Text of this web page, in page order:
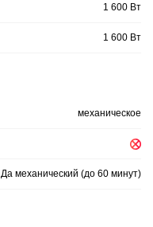
1 600 Вт
1 600 Вт
механическое
Да механический (до 60 минут)